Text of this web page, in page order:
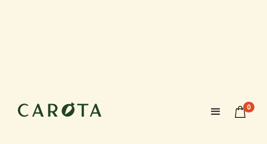
0
16 septembre 2026
Maximum 6 participants avec 1 accompagnateur chacun.